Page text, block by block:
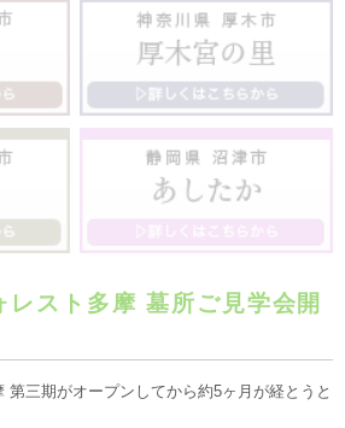
レスト多摩 墓所ご見学会開
第三期がオープンしてから約5ヶ月が経とうと